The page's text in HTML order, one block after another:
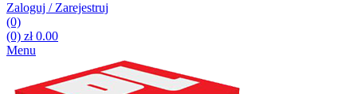
Zaloguj / Zarejestruj
(0)
(0) zł0.00
Menu